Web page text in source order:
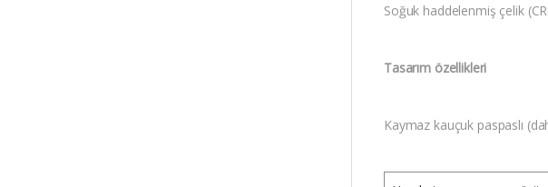
Soğuk haddelenmiş çelik
Tasarım özellikleri
Kaymaz kauçuk paspaslı